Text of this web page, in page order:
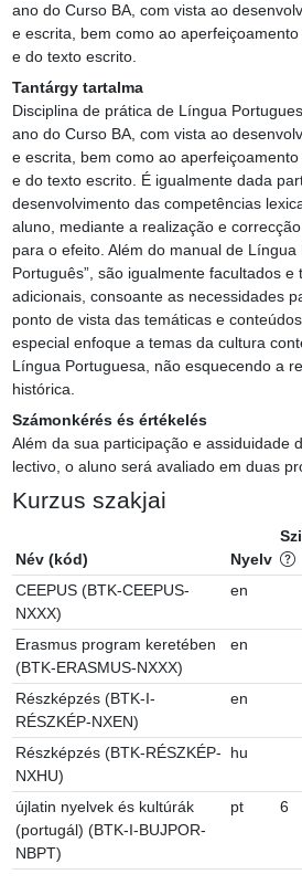
ano do Curso BA, com vista ao
e escrita, bem como ao
e do texto escrito.
Tantárgy tartalma
Disciplina de prática de Língua
ano do Curso BA, com vista ao
e escrita, bem como ao
e do texto escrito. É igualmente dada
desenvolvimento das competências
aluno, mediante a realização e
para o efeito. Além do manual de Língua
Português”, são igualmente facultados
adicionais, consoante as necessidades
ponto de vista das temáticas e
especial enfoque a temas da cultura
Língua Portuguesa, não esquecendo a
histórica.
Számonkérés és értékelés
Além da sua participação e assiduidade
lectivo, o aluno será avaliado em duas
Kurzus szakjai
Név (kód) Nyelv
CEEPUS (BTK-CEEPUS-
NXXX)
en
Erasmus program keretében
(BTK-ERASMUS-NXXX)
en
Részképzés (BTK-I-
RÉSZKÉP-NXEN)
en
Részképzés (BTK-RÉSZKÉP-
NXHU)
hu
újlatin nyelvek és kultúrák
(portugál) (BTK-I-BUJPOR-
NBPT)
pt 6